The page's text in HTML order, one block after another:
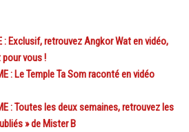
: Exclusif, retrouvez Angkor Wat en vidéo,
vous !
: Le Temple Ta Som raconté en vidéo
: Toutes les deux semaines, retrouvez les
» de Mister B